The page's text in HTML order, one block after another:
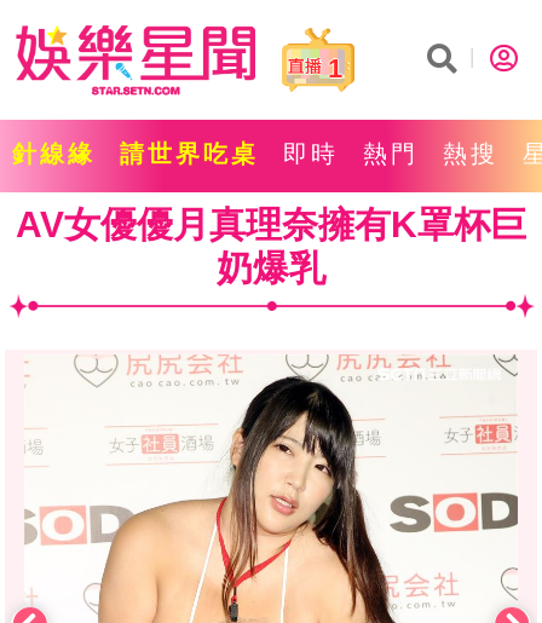
1
針線緣 請世界吃桌 即時 熱門 熱搜
AV女優優月真理奈擁有K罩杯巨
奶爆乳